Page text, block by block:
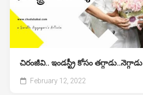
చిరంజీవి.. ఇండస్ట్రీ కోసం తగ్గాడు..నెగ్గాడు
February 12, 2022